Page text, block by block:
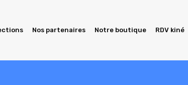
Nos partenaires Notre boutique RDV kiné